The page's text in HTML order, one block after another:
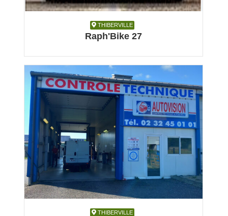
THIBERVILLE
THIBERVILLE
Raph'Bike 27
Automobile, Carrosserie, Garage et réparation,
Magasin
Thiberville
THIBERVILLE